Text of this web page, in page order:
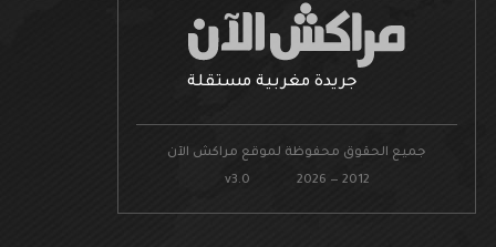
جريدة مغربية مستقلة
جميع الحقوق محفوظة لموقع مراكش الآن
v3.0 2026 — 2012